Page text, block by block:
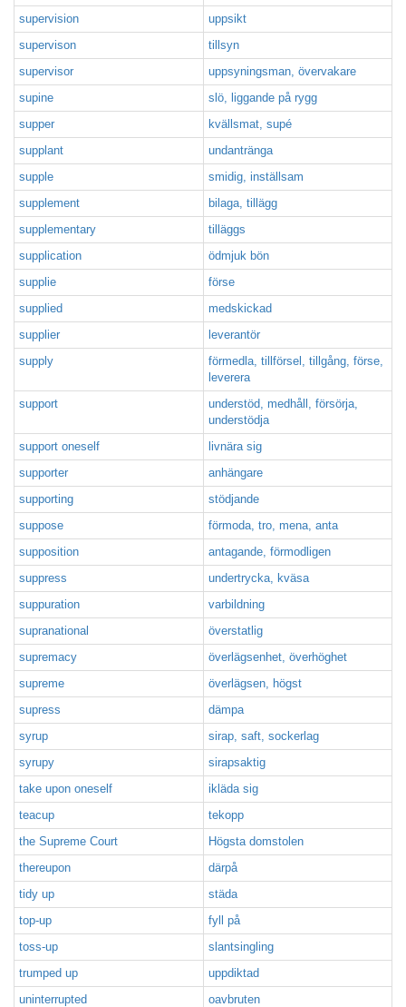
supervision
uppsikt
supervison
tillsyn
supervisor
uppsyningsman, övervakare
supine
slö, liggande på rygg
supper
kvällsmat, supé
supplant
undantränga
supple
smidig, inställsam
supplement
bilaga, tillägg
supplementary
tilläggs
supplication
ödmjuk bön
supplie
förse
supplied
medskickad
supplier
leverantör
supply
förmedla, tillförsel, tillgång, förse,
leverera
support
understöd, medhåll, försörja,
understödja
support oneself
livnära sig
supporter
anhängare
supporting
stödjande
suppose
förmoda, tro, mena, anta
supposition
antagande, förmodligen
suppress
undertrycka, kväsa
suppuration
varbildning
supranational
överstatlig
supremacy
överlägsenhet, överhöghet
supreme
överlägsen, högst
supress
dämpa
syrup
sirap, saft, sockerlag
syrupy
sirapsaktig
take upon oneself
ikläda sig
teacup
tekopp
the Supreme Court
Högsta domstolen
thereupon
därpå
tidy up
städa
top-up
fyll på
toss-up
slantsingling
trumped up
uppdiktad
uninterrupted
oavbruten